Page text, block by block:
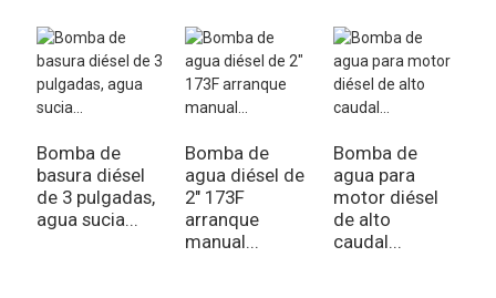
Bomba de
basura diésel
de 3 pulgadas,
agua sucia...
Bomba de
agua diésel de
2″ 173F
arranque
manual...
Bomba de
agua para
motor diésel
de alto
caudal...